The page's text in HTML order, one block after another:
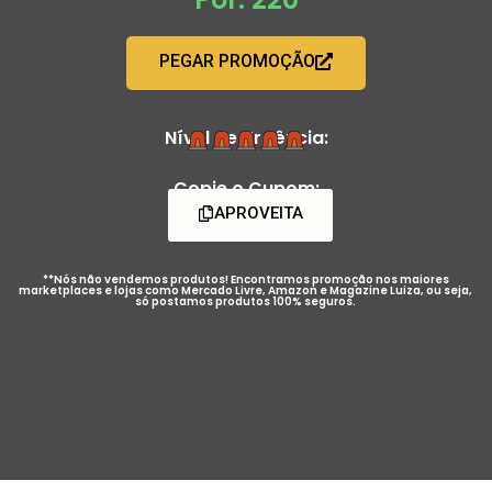
PEGAR PROMOÇÃO
Nível de Urgência:
Copie o Cupom:
APROVEITA
**Nós não vendemos produtos! Encontramos promoção nos maiores
marketplaces e lojas como Mercado Livre, Amazon e Magazine Luiza, ou seja,
só postamos produtos 100% seguros.